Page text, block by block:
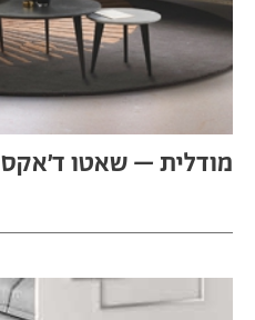
מודלית – שאטו ד׳אקס